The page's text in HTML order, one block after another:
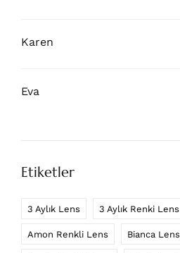
Karen
Eva
Etiketler
3 Aylık Lens 3 Aylık Renki Lens
Amon Renkli Lens Bianca Lens